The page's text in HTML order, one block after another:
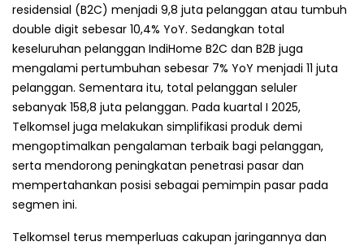
residensial (B2C) menjadi 9,8 juta pelanggan atau tumbuh
double digit sebesar 10,4% YoY. Sedangkan total
keseluruhan pelanggan IndiHome B2C dan B2B juga
mengalami pertumbuhan sebesar 7% YoY menjadi 11 juta
pelanggan. Sementara itu, total pelanggan seluler
sebanyak 158,8 juta pelanggan. Pada kuartal I 2025,
Telkomsel juga melakukan simplifikasi produk demi
mengoptimalkan pengalaman terbaik bagi pelanggan,
serta mendorong peningkatan penetrasi pasar dan
mempertahankan posisi sebagai pemimpin pasar pada
segmen ini.
Telkomsel terus memperluas cakupan jaringannya dan